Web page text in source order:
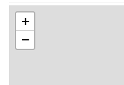
+
−